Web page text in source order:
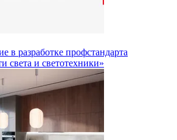
в разработке профстандарта
света и светотехники»